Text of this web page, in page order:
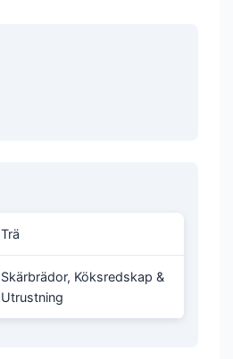
Trä
Skärbrädor, Köksredskap &
Utrustning